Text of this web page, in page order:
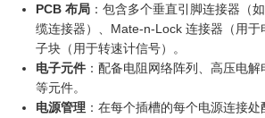
PCB 布局 ：包含多个垂直引脚连接器（
缆连接器）、Mate-n-Lock 连接器（用
子块（用于转速计信号）。
电子元件 ：配备电阻网络阵列、高压电
等元件。
电源管理 ：在每个插槽的每个电源连接